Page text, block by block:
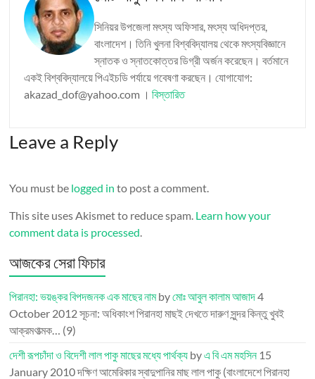
সিনিয়র উপজেলা মৎস্য অফিসার, মৎস্য অধিদপ্তর,
বাংলাদেশ। তিনি খুলনা বিশ্ববিদ্যালয় থেকে মৎস্যবিজ্ঞানে
স্নাতক ও স্নাতকোত্তর ডিগ্রী অর্জন করেছেন। বর্তমানে
একই বিশ্ববিদ্যালয়ে পিএইচডি পর্যায়ে গবেষণা করছেন। যোগাযোগ:
akazad_dof@yahoo.com ।বিস্তারিত
Leave a Reply
You must be logged in to post a comment.
This site uses Akismet to reduce spam. Learn how your
comment data is processed.
আজকের সেরা ফিচার
পিরানহা: ভয়ঙ্কর বিপদজনক এক মাছের নামbyমোঃ আবুল কালাম আজাদ4
October 2012সূচনা: অধিকাংশ পিরানহা মাছই দেখতে দারুণ সুন্দর কিন্তু খুবই
আক্রমণাত্মক… (9)
দেশী রূপচাঁদা ও বিদেশী লাল পাকু মাছের মধ্যে পার্থক্য byএ বি এম মহসিন 15
January 2010দক্ষিণ আমেরিকার স্বাদুপানির মাছ লাল পাকু (বাংলাদেশে পিরানহা